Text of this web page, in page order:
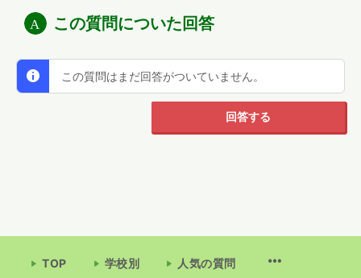
この質問についた回答
この質問はまだ回答がついていません。
回答する
TOP 学校別
人気の質問